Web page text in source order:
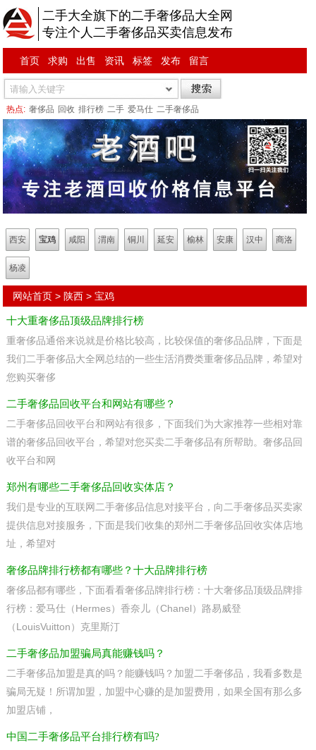
二手大全旗下的二手奢侈品大全网
专注个人二手奢侈品买卖信息发布
首页 求购 出售 资讯 标签 发布 留言
热点: 奢侈品 回收 排行榜 二手 爱马仕 二手奢侈品
西安 宝鸡 咸阳 渭南 铜川 延安 榆林 安康 汉中 商洛
杨凌
网站首页 > 陕西 >宝鸡
十大重奢侈品顶级品牌排行榜
重奢侈品通俗来说就是价格比较高，比较保值的奢侈品品牌，下面是
我们二手奢侈品大全网总结的一些生活消费类重奢侈品品牌，希望对
您购买奢侈
二手奢侈品回收平台和网站有哪些？
二手奢侈品回收平台和网站有很多，下面我们为大家推荐一些相对靠
谱的奢侈品回收平台，希望对您买卖二手奢侈品有所帮助。奢侈品回
收平台和网
郑州有哪些二手奢侈品回收实体店？
我们是专业的互联网二手奢侈品信息对接平台，向二手奢侈品买卖家
提供信息对接服务，下面是我们收集的郑州二手奢侈品回收实体店地
址，希望对
奢侈品牌排行榜都有哪些？十大品牌排行榜
奢侈品都有哪些，下面看看奢侈品牌排行榜：十大奢侈品顶级品牌排
行榜：爱马仕（Hermes）香奈儿（Chanel）路易威登
（LouisVuitton）克里斯汀
二手奢侈品加盟骗局真能赚钱吗？
二手奢侈品加盟是真的吗？能赚钱吗？加盟二手奢侈品，我看多数是
骗局无疑！所谓加盟，加盟中心赚的是加盟费用，如果全国有那么多
加盟店铺，
中国二手奢侈品平台排行榜有吗?